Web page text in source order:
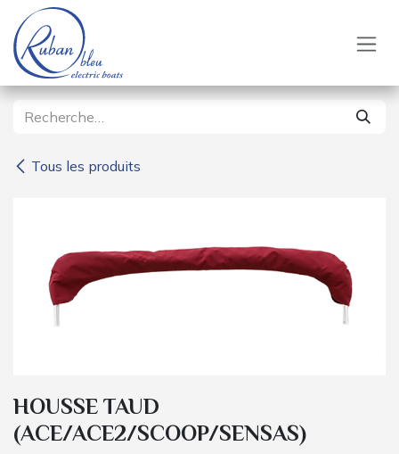
Se rendre au contenu
Tous les produits
HOUSSE TAUD
(ACE/ACE2/SCOOP/SENSAS)